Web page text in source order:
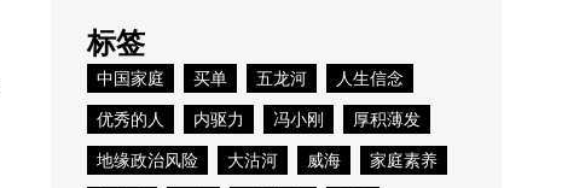
标签
中国家庭 买单 五龙河
人生信念
优秀的人
内驱力 冯小刚
厚积薄发
地缘政治风险
大沽河 威海
家庭素养